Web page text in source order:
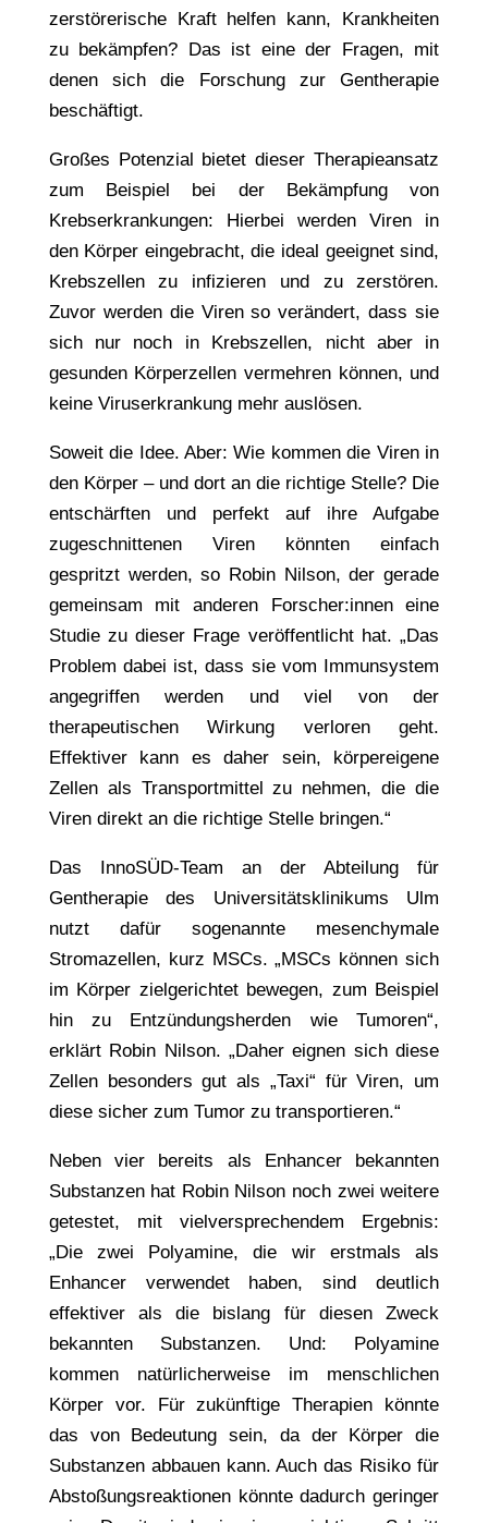
zerstörerische Kraft helfen kann, Krankheiten
zu bekämpfen? Das ist eine der Fragen, mit
denen sich die Forschung zur Gentherapie
beschäftigt.
Großes Potenzial bietet dieser Therapieansatz
zum Beispiel bei der Bekämpfung von
Krebserkrankungen: Hierbei werden Viren in
den Körper eingebracht, die ideal geeignet sind,
Krebszellen zu infizieren und zu zerstören.
Zuvor werden die Viren so verändert, dass sie
sich nur noch in Krebszellen, nicht aber in
gesunden Körperzellen vermehren können, und
keine Viruserkrankung mehr auslösen.
Soweit die Idee. Aber: Wie kommen die Viren in
den Körper – und dort an die richtige Stelle? Die
entschärften und perfekt auf ihre Aufgabe
zugeschnittenen Viren könnten einfach
gespritzt werden, so Robin Nilson, der gerade
gemeinsam mit anderen Forscher:innen eine
Studie zu dieser Frage veröffentlicht hat. „Das
Problem dabei ist, dass sie vom Immunsystem
angegriffen werden und viel von der
therapeutischen Wirkung verloren geht.
Effektiver kann es daher sein, körpereigene
Zellen als Transportmittel zu nehmen, die die
Viren direkt an die richtige Stelle bringen.“
Das InnoSÜD-Team an der Abteilung für
Gentherapie des Universitätsklinikums Ulm
nutzt dafür sogenannte mesenchymale
Stromazellen, kurz MSCs. „MSCs können sich
im Körper zielgerichtet bewegen, zum Beispiel
hin zu Entzündungsherden wie Tumoren“,
erklärt Robin Nilson. „Daher eignen sich diese
Zellen besonders gut als „Taxi“ für Viren, um
diese sicher zum Tumor zu transportieren.“
Neben vier bereits als Enhancer bekannten
Substanzen hat Robin Nilson noch zwei weitere
getestet, mit vielversprechendem Ergebnis:
„Die zwei Polyamine, die wir erstmals als
Enhancer verwendet haben, sind deutlich
effektiver als die bislang für diesen Zweck
bekannten Substanzen. Und: Polyamine
kommen natürlicherweise im menschlichen
Körper vor. Für zukünftige Therapien könnte
das von Bedeutung sein, da der Körper die
Substanzen abbauen kann. Auch das Risiko für
Abstoßungsreaktionen könnte dadurch geringer